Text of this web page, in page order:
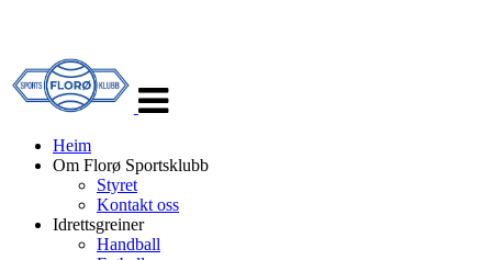
navigasjon
Heim
Om Florø Sportsklubb
Styret
Kontakt oss
Idrettsgreiner
Handball